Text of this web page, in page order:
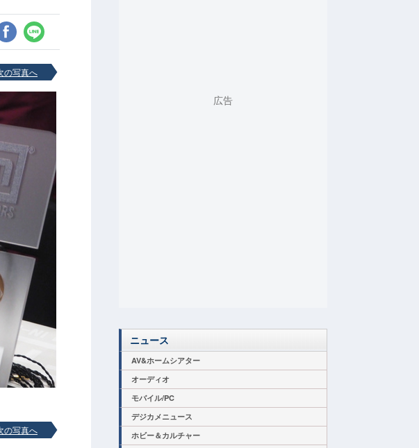
の写真へ
の写真へ
ニュース
AV&ホームシアター
オーディオ
モバイル/PC
デジカメニュース
ホビー＆カルチャー